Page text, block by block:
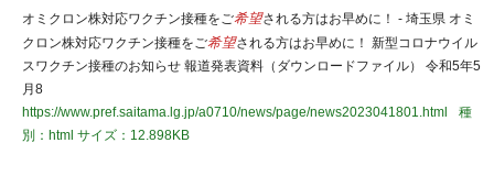
オミクロン株対応ワクチン接種をご希望される方はお早めに！ - 埼玉県 オミ
クロン株対応ワクチン接種をご希望される方はお早めに！ 新型コロナウイル
スワクチン接種のお知らせ 報道発表資料（ダウンロードファイル） 令和5年5
月8
https://www.pref.saitama.lg.jp/a0710/news/page/news2023041801.html
種
別：html サイズ：12.898KB